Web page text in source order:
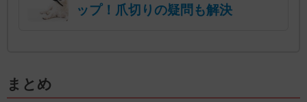
ップ！爪切りの疑問も解決
まとめ